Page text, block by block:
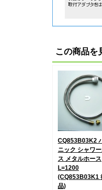
この商品を
CQ853B03K2
ニック シャワ
ス メタルホース
L=1200
(CQ853B03K1
品)